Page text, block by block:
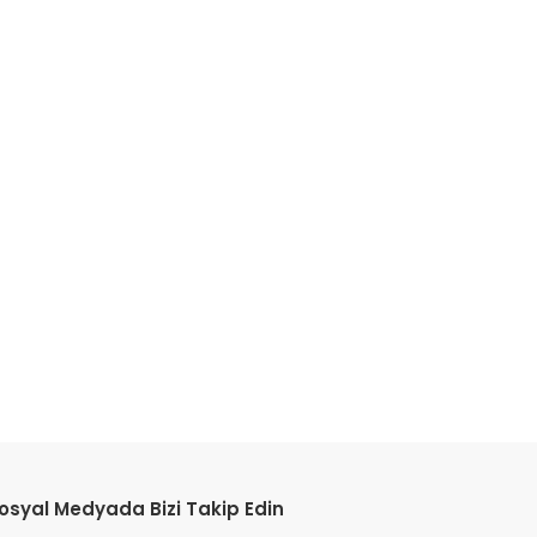
Medyada Bizi Takip Edin